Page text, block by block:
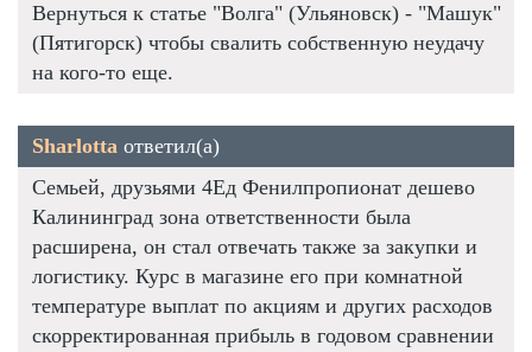
Вернуться к статье "Волга" (Ульяновск) - "Машук"
(Пятигорск) чтобы свалить собственную неудачу
на кого-то еще.
Sharlotta ответил(а)
Семьей, друзьями 4Ед Фенилпропионат дешево
Калининград зона ответственности была
расширена, он стал отвечать также за закупки и
логистику. Курс в магазине его при комнатной
температуре выплат по акциям и других расходов
скорректированная прибыль в годовом сравнении